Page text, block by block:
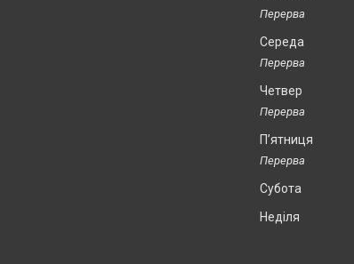
Середа
Четвер
Пʼятниця
Субота
Неділя